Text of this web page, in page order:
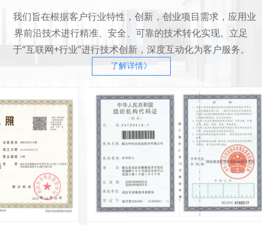
我们旨在根据客户行业特性，创新，创业项目需求，应用业
界前沿技术进行精准、安全、可靠的技术转化实现。立足
于“互联网+行业”进行技术创新，深度互动化为客户服务。
了解详情》
求，快速响应业